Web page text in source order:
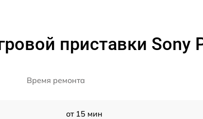
приставки Sony
Время ремонта
от 15 мин